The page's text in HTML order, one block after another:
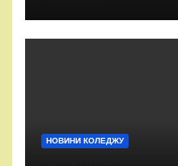
НОВИНИ КОЛЕДЖУ